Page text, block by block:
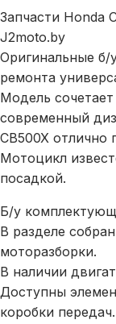
Запчасти Honda
J2moto.by
Оригинальные
ремонта
Модель
современный
CB500X отлично
Мотоцикл
посадкой.
Б/у
В разделе
моторазборки.
В наличии
Доступны
коробки передач.